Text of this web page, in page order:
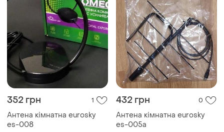
352 грн 1
Антена кімнатна eurosky
es-008
432 грн 0
Антена кімнатна eurosky
es-005a